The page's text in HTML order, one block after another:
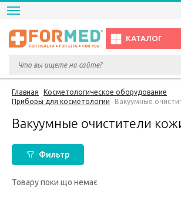
КАТАЛОГ
Главная
Косметологическое оборудование
Приборы для косметологии
Вакуумные
Вакуумные очистители
Фильтр
Товару поки що немає